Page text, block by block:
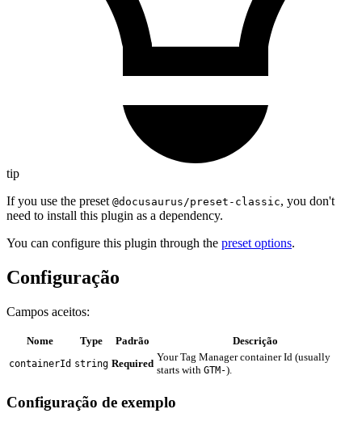
tip
If you use the preset @docusaurus/preset-classic, you don't
need to install this plugin as a dependency.
You can configure this plugin through the preset options.
Configuração
Campos aceitos:
Nome Type Padrão Descrição
containerId string Required
Your Tag Manager container Id (usually
starts with GTM-).
Configuração de exemplo